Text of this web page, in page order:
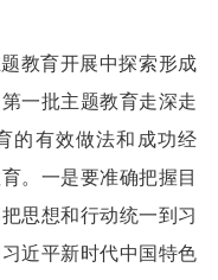
教育开展中探索形成
一批主题教育走深走
的有效做法和成功经
。一是要准确把握目
思想和行动统一到习
近平新时代中国特色